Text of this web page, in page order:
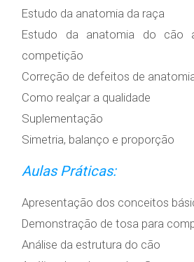
Estudo da anatomia da raça
Estudo da anatomia do cão
competição
Correção de defeitos de
Como realçar a qualidade
Suplementação
Simetria, balanço e proporção
Aulas Práticas:
Apresentação dos conceitos
Demonstração de tosa para
Análise da estrutura do cão